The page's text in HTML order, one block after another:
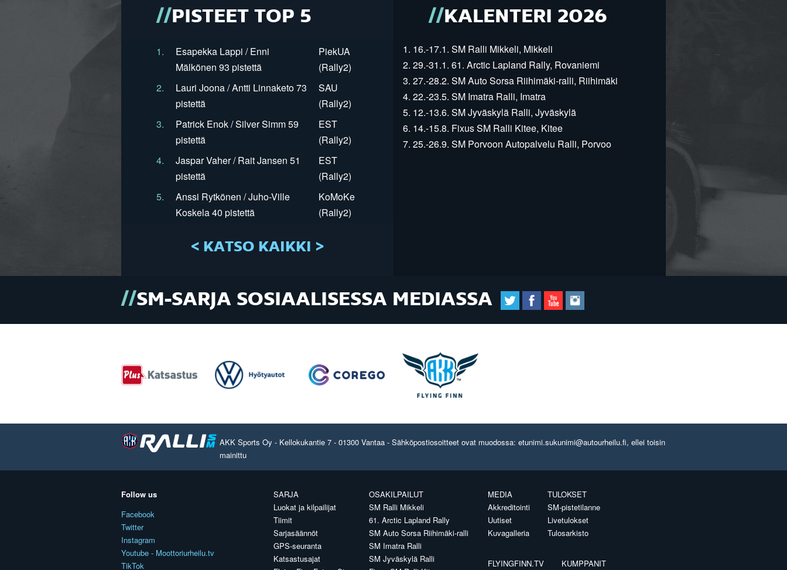
PISTEET TOP 5
1.
Esapekka Lappi / Enni
Mälkönen 93 pistettä
PiekUA
(Rally2)
2.
Lauri Joona / Antti Linnaketo 73
pistettä
SAU
(Rally2)
3.
Patrick Enok / Silver Simm 59
pistettä
EST
(Rally2)
4.
Jaspar Vaher / Rait Jansen 51
pistettä
EST
(Rally2)
5.
Anssi Rytkönen / Juho-Ville
Koskela 40 pistettä
KoMoKe
(Rally2)
< KATSO KAIKKI >
KALENTERI 2026
1. 16.-17.1. SM Ralli Mikkeli, Mikkeli
2. 29.-31.1. 61. Arctic Lapland Rally, Rovaniemi
3. 27.-28.2. SM Auto Sorsa Riihimäki-ralli, Riihimäki
4. 22.-23.5. SM Imatra Ralli, Imatra
5. 12.-13.6. SM Jyväskylä Ralli, Jyväskylä
6. 14.-15.8. Fixus SM Ralli Kitee, Kitee
7. 25.-26.9. SM Porvoon Autopalvelu Ralli, Porvoo
SM-SARJA SOSIAALISESSA MEDIASSA
AKK Sports Oy - Kellokukantie 7 - 01300 Vantaa - Sähköpostiosoitteet ovat muodossa: etunimi.sukunimi@autourheilu.fi, ellei toisin
mainittu
Follow us
Facebook
Twitter
Instagram
Youtube - Moottoriurheilu.tv
TikTok
SARJA
Luokat ja kilpailijat
Tiimit
Sarjasäännöt
GPS-seuranta
Katsastusajat
OSAKILPAILUT
SM Ralli Mikkeli
61. Arctic Lapland Rally
SM Auto Sorsa Riihimäki-ralli
SM Imatra Ralli
SM Jyväskylä Ralli
MEDIA
Akkreditointi
Uutiset
Kuvagalleria
TULOKSET
SM-pistetilanne
Livetulokset
Tulosarkisto
FLYINGFINN.TV KUMPPANIT